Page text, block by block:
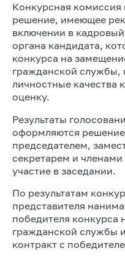
Конкурсная комиссия
решение, имеющее
включении в
органа кандидата,
конкурса на
гражданской службы,
личностные качества
оценку.
Результаты
оформляются
председателем,
секретарем и
участие в заседании.
По результатам
представителя
победителя конкурса
гражданской службы
контракт с